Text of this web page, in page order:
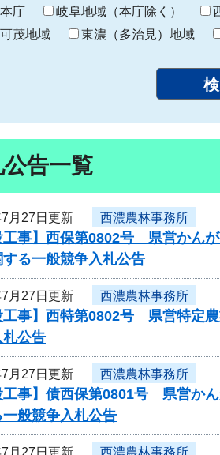
わ
り
本庁 岐阜地域（本庁除く）
可茂地域
東濃（多治見）地域
公告一覧
月27日更新 西濃農林事務所
工事】西保第0802号 県営かん
る一般競争入札公告
月27日更新 西濃農林事務所
工事】西特第0802号 県営特定
公告
月27日更新 西濃農林事務所
工事】債西保第0801号 県営か
一般競争入札公告
月27日更新 西濃農林事務所